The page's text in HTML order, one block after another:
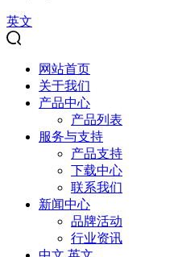
英文
网站首页
关于我们
产品中心
产品列表
服务与支持
产品支持
下载中心
联系我们
新闻中心
品牌活动
行业资讯